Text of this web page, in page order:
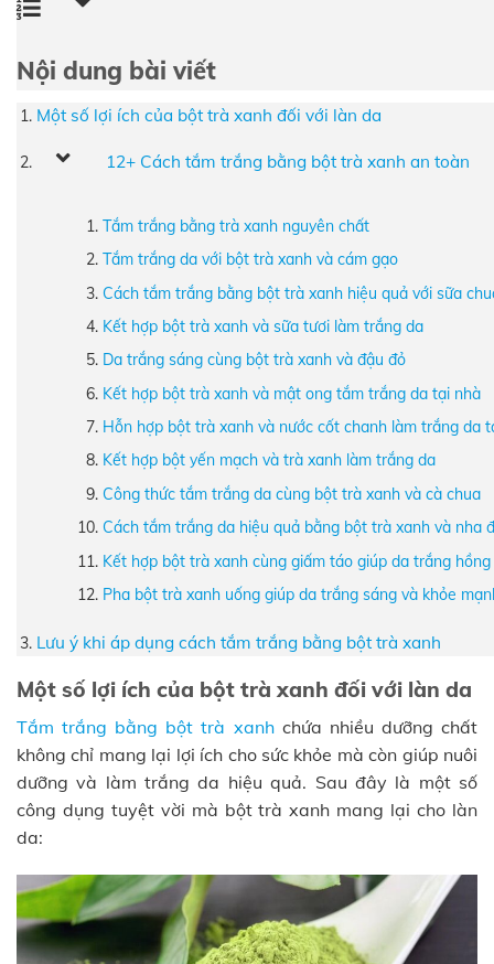
Nội dung bài viết
Một số lợi ích của bột trà xanh đối với làn da
12+ Cách tắm trắng bằng bột trà xanh an toàn
Tắm trắng bằng trà xanh nguyên chất
Tắm trắng da với bột trà xanh và cám gạo
Cách tắm trắng bằng bột trà xanh hiệu quả với sữa
Kết hợp bột trà xanh và sữa tươi làm trắng da
Da trắng sáng cùng bột trà xanh và đậu đỏ
Kết hợp bột trà xanh và mật ong tắm trắng da tại nhà
Hỗn hợp bột trà xanh và nước cốt chanh làm trắng da
Kết hợp bột yến mạch và trà xanh làm trắng da
Công thức tắm trắng da cùng bột trà xanh và cà chua
Cách tắm trắng da hiệu quả bằng bột trà xanh và nha
Kết hợp bột trà xanh cùng giấm táo giúp da trắng hồng
Pha bột trà xanh uống giúp da trắng sáng và khỏe
Lưu ý khi áp dụng cách tắm trắng bằng bột trà xanh
Một số lợi ích của bột trà xanh đối với làn da
Tắm trắng bằng bột trà xanhchứa nhiều dưỡng chất
không chỉ mang lại lợi ích cho sức khỏe mà còn giúp nuôi
dưỡng và làm trắng da hiệu quả. Sau đây là một số
công dụng tuyệt vời mà bột trà xanh mang lại cho làn
da: